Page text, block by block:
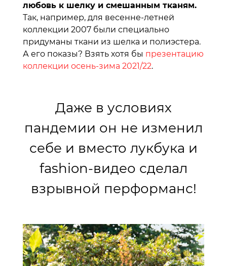
любовь к шелку и смешанным тканям.
Так, например, для весенне-летней
коллекции 2007 были специально
придуманы ткани из шелка и полиэстера.
А его показы? Взять хотя бы презентацию
коллекции осень-зима 2021/22.
Даже в условиях
пандемии он не изменил
себе и вместо лукбука и
fashion-видео сделал
взрывной перформанс!